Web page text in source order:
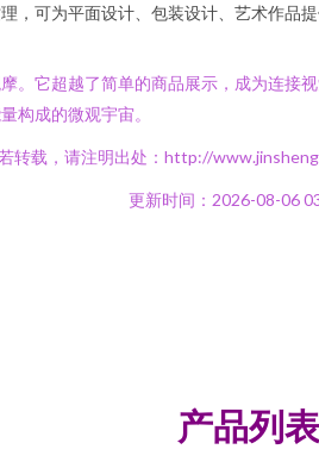
，可为平面设计、包装设计、艺术作品提
。它超越了简单的商品展示，成为连
构成的微观宇宙。
转载，请注明出处：http://
更新时间：2026-08-06
产品列表